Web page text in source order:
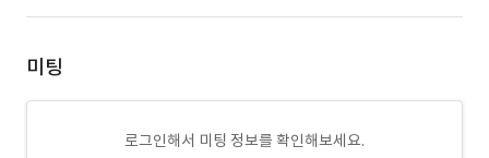
미팅
로그인해서 미팅 정보를 확인해보세요.